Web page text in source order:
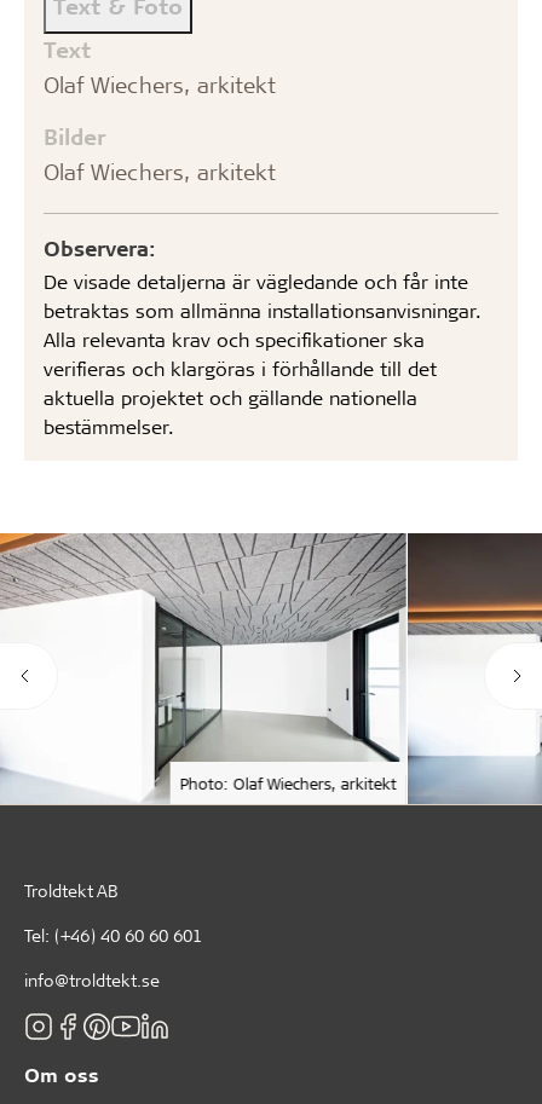
Text
Olaf Wiechers, arkitekt
Bilder
Olaf Wiechers, arkitekt
Observera:
De visade detaljerna är vägledande och får inte
betraktas som allmänna installationsanvisningar.
Alla relevanta krav och specifikationer ska
verifieras och klargöras i förhållande till det
aktuella projektet och gällande nationella
bestämmelser.
Photo: Olaf Wiechers, arkitekt
Troldtekt AB
Tel: (+46) 40 60 60 601
info@troldtekt.se
Om oss